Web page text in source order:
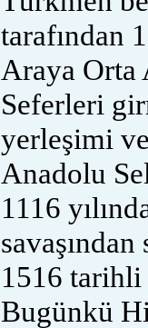
tarafından
Araya Orta
Seferleri
yerleşimi
Anadolu
1116
1516 tarihli
Bugünkü